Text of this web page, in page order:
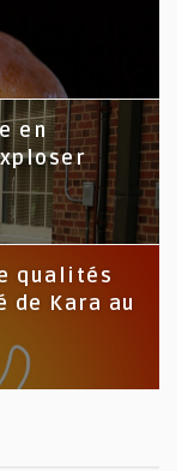
en
qualités
de Kara au